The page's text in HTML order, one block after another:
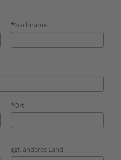
Nachname
Ort
ggf. anderes Land